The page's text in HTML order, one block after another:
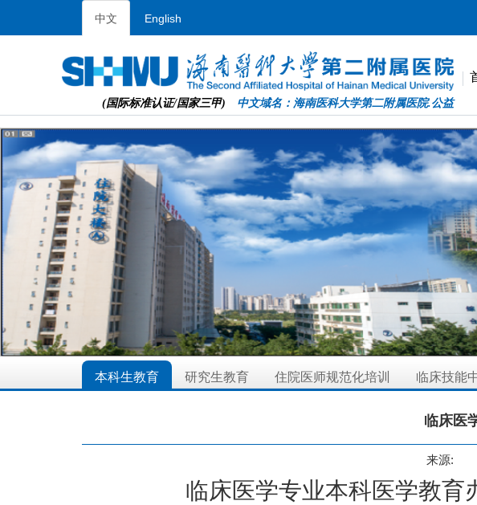
中文 English
(国际标准认证/国家三甲) 中文域名：海南医科大学第二附属医院.公益
本科生教育 研究生教育 住院医师规范化培训 临床技能
临床医
来源:
临床医学专业本科医学教育